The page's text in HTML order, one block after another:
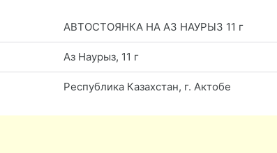
АВТОСТОЯНКА НА АЗ НАУРЫЗ 11 г
Аз Наурыз, 11 г
Республика Казахстан, г. Актобе